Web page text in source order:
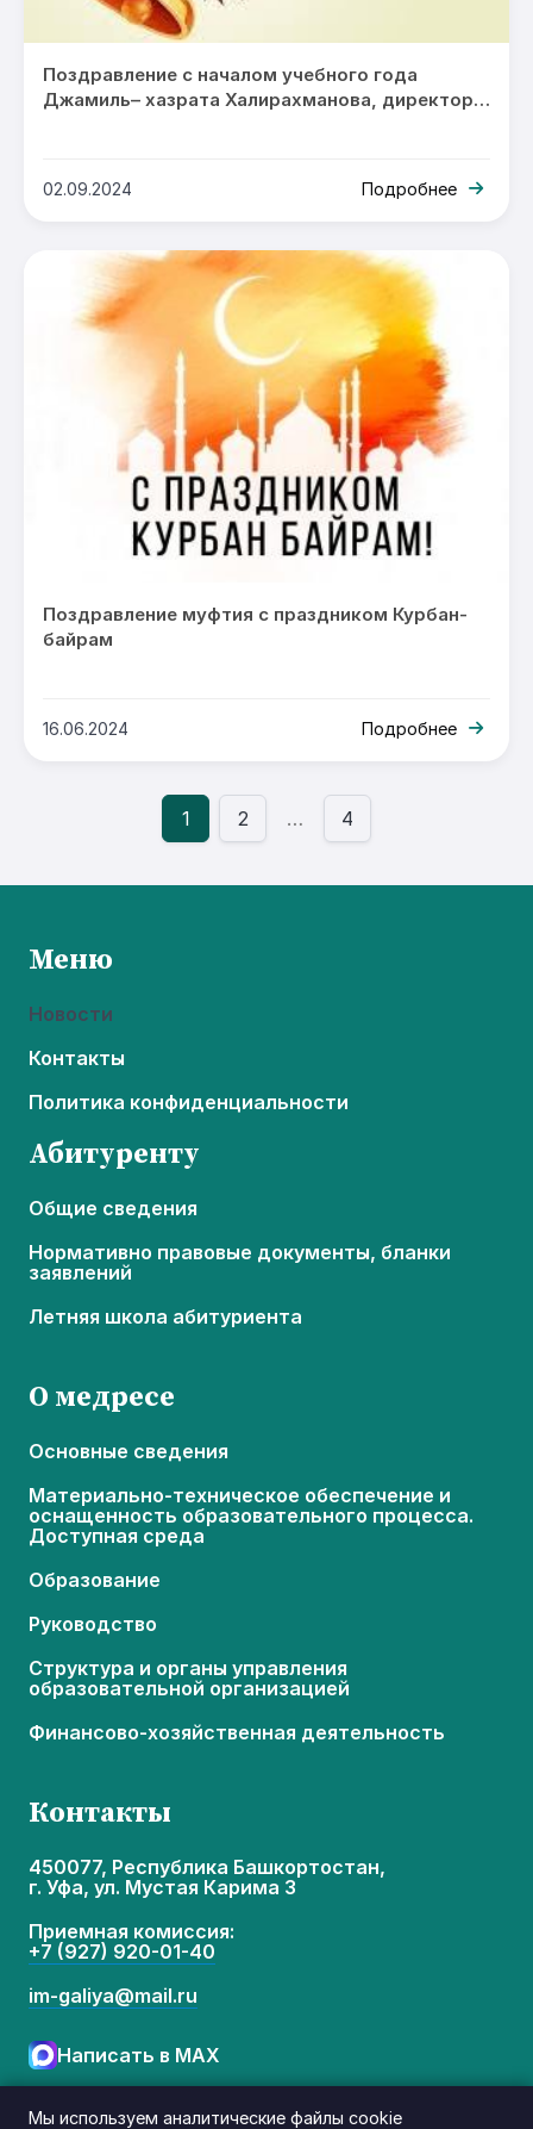
Поздравление с началом учебного года
Джамиль– хазрата Халирахманова, директора
02.09.2024 Подробнее
Поздравление муфтия с праздником Курбан-
байрам
16.06.2024 Подробнее
1 2 … 4
Меню
Новости
Контакты
Политика конфиденциальности
Абитуренту
Общие сведения
Нормативно правовые документы, бланки
заявлений
Летняя школа абитуриента
О медресе
Основные сведения
Материально-техническое обеспечение и
оснащенность образовательного процесса.
Доступная среда
Образование
Руководство
Структура и органы управления
образовательной организацией
Финансово-хозяйственная деятельность
Контакты
450077, Республика Башкортостан,
г. Уфа, ул. Мустая Карима 3
Приемная комиссия:
+7 (927) 920-01-40
im-galiya@mail.ru
Написать в MAX
с понедельника по пятницу
Мы используем аналитические файлы cookie